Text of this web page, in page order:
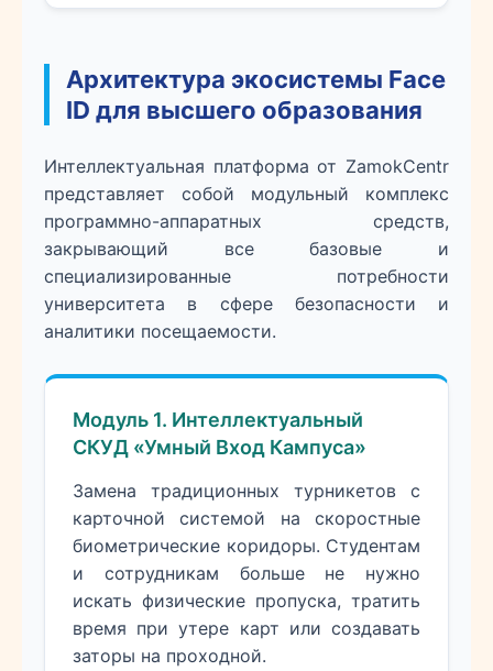
Архитектура экосистемы Face
ID для высшего образования
Интеллектуальная платформа от ZamokCentr
представляет собой модульный комплекс
программно-аппаратных средств,
закрывающий все базовые и
специализированные потребности
университета в сфере безопасности и
аналитики посещаемости.
Модуль 1. Интеллектуальный
СКУД «Умный Вход Кампуса»
Замена традиционных турникетов с
карточной системой на скоростные
биометрические коридоры. Студентам
и сотрудникам больше не нужно
искать физические пропуска, тратить
время при утере карт или создавать
заторы на проходной.